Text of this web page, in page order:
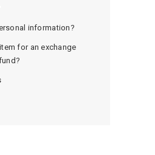
information?
for an exchange